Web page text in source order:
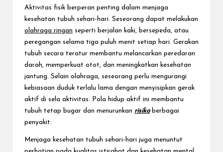
Aktivitas fisik berperan penting dalam menjaga
kesehatan tubuh sehari-hari. Seseorang dapat melakukan
olahraga ringan seperti berjalan kaki, bersepeda, atau
peregangan selama tiga puluh menit setiap hari. Gerakan
tubuh secara teratur membantu melancarkan peredaran
darah, memperkuat otot, dan meningkatkan kesehatan
jantung. Selain olahraga, seseorang perlu mengurangi
kebiasaan duduk terlalu lama dengan menyisipkan gerak
aktif di sela aktivitas. Pola hidup aktif ini membantu
tubuh tetap bugar dan menurunkan risikoberbagai
penyakit.
Menjaga kesehatan tubuh sehari-hari juga menuntut